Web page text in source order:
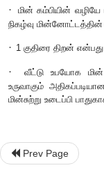
· மின்தடை
மின்
மின்தடையானது
அதிகமாக
மின்தடையானது
குறைவாக இருக்கும்.
Prev Page